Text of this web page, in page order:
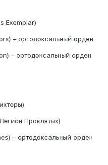
Exemplar)
– ортодоксальный орден
– ортодоксальный орден
Проклятых)
– ортодоксальный орден